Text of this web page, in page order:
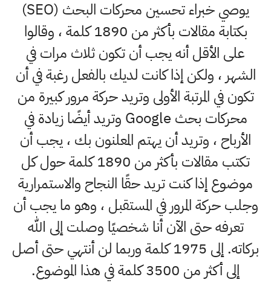
يوصي خبراء تحسين محركات البحث (SEO)
بكتابة مقالات بأكثر من 1890 كلمة ، وقالوا
على الأقل أنه يجب أن تكون ثلاث مرات في
الشهر ، ولكن إذا كانت لديك بالفعل رغبة في أن
تكون في المرتبة الأولى وتريد حركة مرور كبيرة من
محركات بحث Google وتريد أيضًا زيادة في
الأرباح ، وتريد أن يهتم المعلنون بك ، يجب أن
تكتب مقالات بأكثر من 1890 كلمة حول كل
موضوع إذا كنت تريد حقًا النجاح والاستمرارية
وجلب حركة المرور في المستقبل ، وهو ما يجب أن
تعرفه حتى الآن أنا شخصيًا وصلت إلى الله
بركاته. إلى 1975 كلمة وربما لن أنتهي حتى أصل
إلى أكثر من 3500 كلمة في هذا الموضوع.